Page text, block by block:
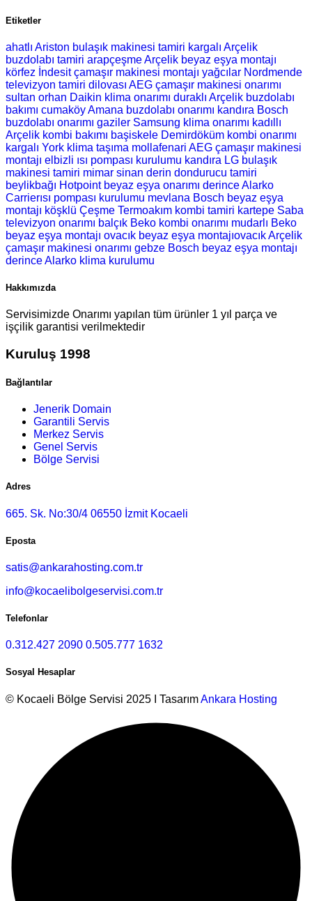
Etiketler
ahatlı Ariston bulaşık makinesi tamiri kargalı Arçelik
buzdolabı tamiri arapçeşme Arçelik beyaz eşya montajı
körfez İndesit çamaşır makinesi montajı yağcılar Nordmende
televizyon tamiri dilovası AEG çamaşır makinesi onarımı
sultan orhan Daikin klima onarımı duraklı Arçelik buzdolabı
bakımı cumaköy Amana buzdolabı onarımı kandıra Bosch
buzdolabı onarımı gaziler Samsung klima onarımı kadıllı
Arçelik kombi bakımı başiskele Demirdöküm kombi onarımı
kargalı York klima taşıma mollafenari AEG çamaşır makinesi
montajı elbizli ısı pompası kurulumu kandıra LG bulaşık
makinesi tamiri mimar sinan derin dondurucu tamiri
beylikbağı Hotpoint beyaz eşya onarımı derince Alarko
Carrierısı pompası kurulumu mevlana Bosch beyaz eşya
montajı köşklü Çeşme Termoakım kombi tamiri kartepe Saba
televizyon onarımı balçık Beko kombi onarımı mudarlı Beko
beyaz eşya montajı ovacık beyaz eşya montajıovacık Arçelik
çamaşır makinesi onarımı gebze Bosch beyaz eşya montajı
derince Alarko klima kurulumu
Hakkımızda
Servisimizde Onarımı yapılan tüm ürünler 1 yıl parça ve
işçilik garantisi verilmektedir
Kuruluş 1998
Bağlantılar
Jenerik Domain
Garantili Servis
Merkez Servis
Genel Servis
Bölge Servisi
Adres
665. Sk. No:30/4 06550 İzmit Kocaeli
Eposta
satis@ankarahosting.com.tr
info@kocaelibolgeservisi.com.tr
Telefonlar
0.312.427 2090 0.505.777 1632
Sosyal Hesaplar
© Kocaeli Bölge Servisi 2025 I TasarımAnkara Hosting